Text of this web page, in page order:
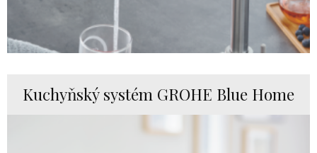
Kuchyňský systém GROHE Blue Home